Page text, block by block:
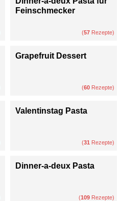
Feinschmecker
(57 Rezepte)
Grapefruit Dessert
(60 Rezepte)
Valentinstag Pasta
(31 Rezepte)
Dinner-a-deux Pasta
(109 Rezepte)